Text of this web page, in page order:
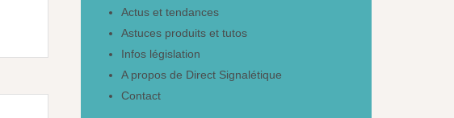
Actus et tendances
Astuces produits et tutos
Infos législation
A propos de Direct Signalétique
Contact